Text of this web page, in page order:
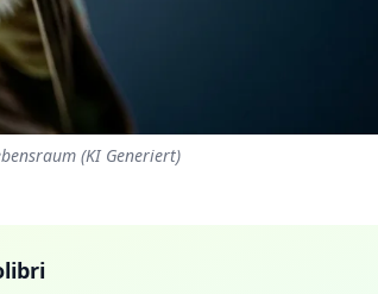
(KI Generiert)